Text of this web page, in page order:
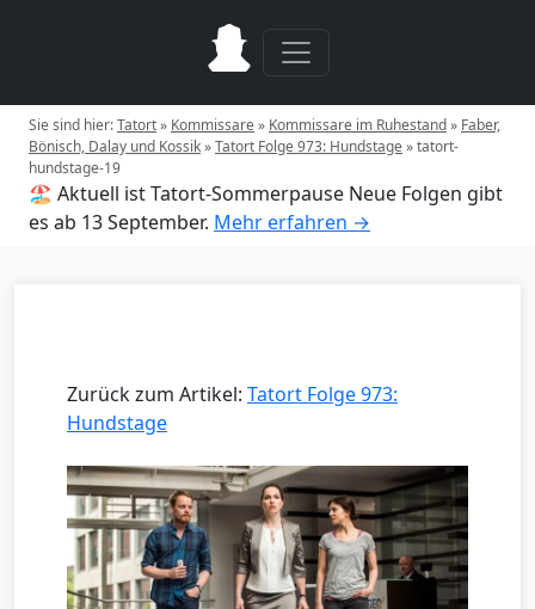
Sie sind hier:Tatort» Kommissare» Kommissare im Ruhestand» Faber,
Bönisch, Dalay und Kossik»Tatort Folge 973: Hundstage»tatort-
hundstage-19
🏖️ Aktuell ist Tatort-Sommerpause Neue Folgen gibt
es ab 13 September. Mehr erfahren →
Zurück zum Artikel: Tatort Folge 973:
Hundstage